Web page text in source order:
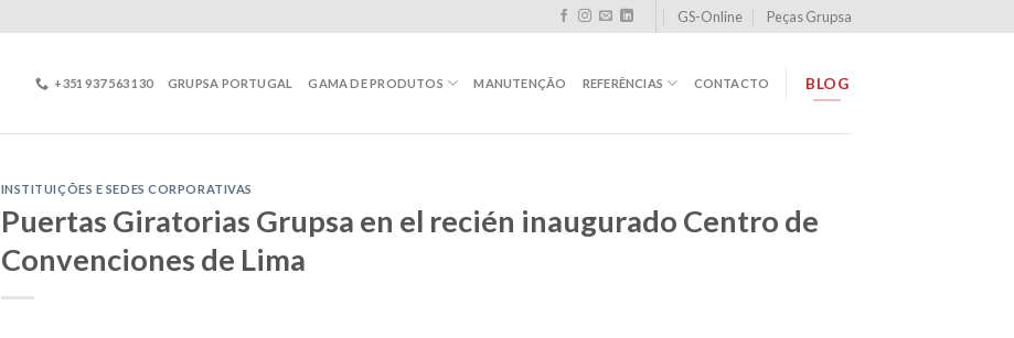
GS-Online Peças Grupsa
+351 937 563 130 GRUPSA PORTUGAL GAMA DE PRODUTOS MANUTENÇÃO REFERÊNCIAS CONTACTO BLOG
INSTITUIÇÕES E SEDES CORPORATIVAS
Puertas Giratorias Grupsa en el recién inaugurado Centro de
Convenciones de Lima